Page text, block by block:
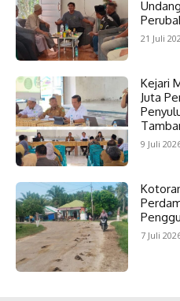
21 Juli
Kejari
Juta
9 Juli
7 Juli